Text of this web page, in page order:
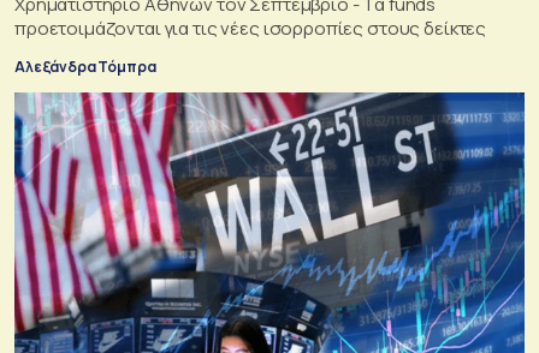
προετοιμάζονται για τις νέες ισορροπίες στους δείκτες
Αλεξάνδρα Τόμπρα